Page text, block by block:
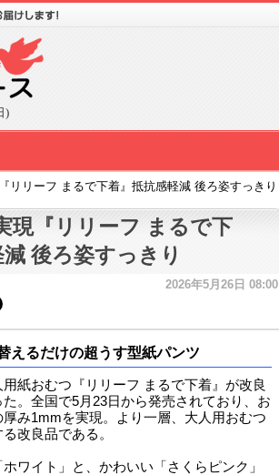
)
リリーフ まるで下着』抵抗感軽減 後ろ姿すっきり
現『リリーフ まるで下
後ろ姿すっきり
2026年5月26日 08:00
えるだけの超うす型紙パンツ
紙おむつ『リリーフ まるで下着』が改良
。全国で5月23日から発売されており、お
厚み1mmを実現。より一層、大人用おむつ
改良品である。
ワイト」と、かわいい「さくらピンク」